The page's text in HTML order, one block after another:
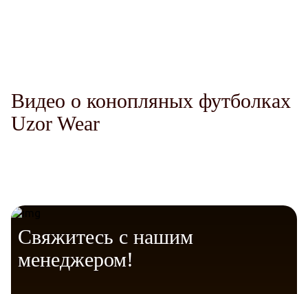
Видео о конопляных футболках
Uzor Wear
Свяжитесь с нашим
менеджером!